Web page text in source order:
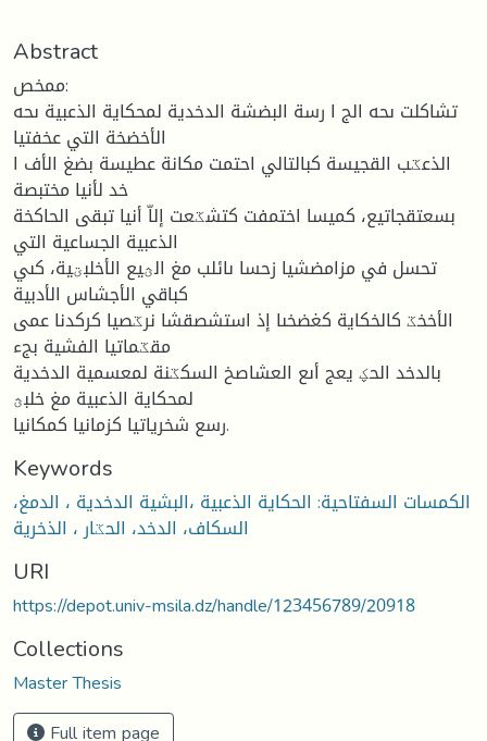
Abstract
ممخص:
تشاكلت ىحه الج ا رسة البضشة الدخدية لمحكاية الذعبية ىحه
الأخضخة التي عخفتيا
الذعػب القجيسة كبالتالي احتمت مكانة عطيسة بضغ الأف ا
خد لأنيا مختبصة
بسعتقجاتيع، كميسا اختمفت كتشػعت إلاّ أنيا تبقى الحاكخة
الذعبية الجساعية التي
تحسل في مزامضشيا زحسا ىائلب مغ الؿيع الأخلبؾية، كىي
كباقي الأجشاس الأدبية
الأخخػ كالخكاية كغضخىا إذ استشصقشا نرػصيا كركدنا عمى
مقػماتيا الفشية بجء
بالدخد الحؼ يعج أىع العشاصخ السكػنة لمعسمية الدخدية
لمحكاية الذعبية مغ خلبؿ
رسع شخرياتيا كزمانيا كمكانيا.
Keywords
الكمسات السفتاحية: الحكاية الذعبية ،البشية الدخدية ، الدمغ،
السكاف، الدخد، الحػار ، الذخرية
URI
https://depot.univ-msila.dz/handle/123456789/20918
Collections
Master Thesis
Full item page